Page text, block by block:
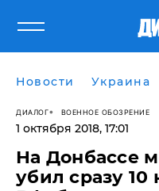
Новости Украина
ДИАЛОГ ВОЕННОЕ ОБОЗРЕНИЕ
1 октября 2018, 17:01
На Донбассе
убил сразу